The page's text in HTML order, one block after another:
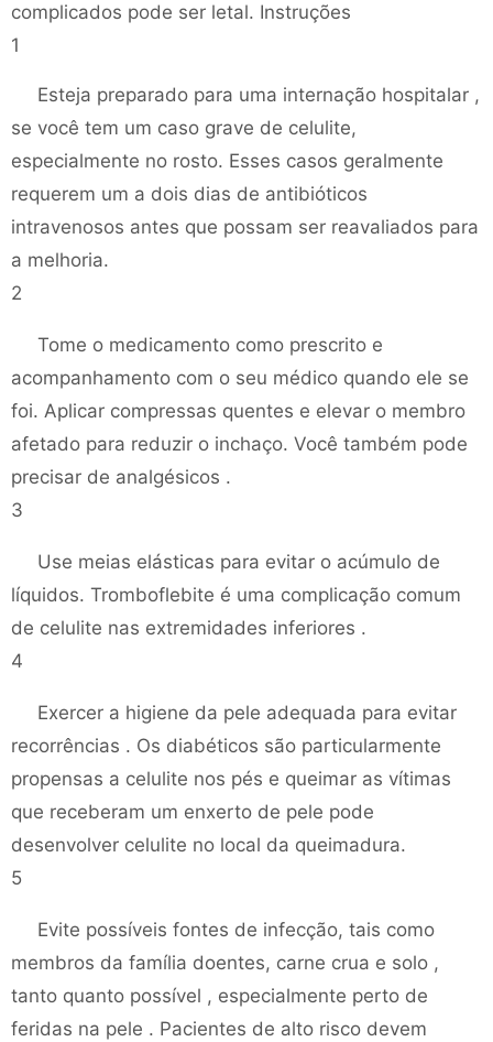
complicados pode ser letal. Instruções
1
Esteja preparado para uma internação hospitalar ,
se você tem um caso grave de celulite,
especialmente no rosto. Esses casos geralmente
requerem um a dois dias de antibióticos
intravenosos antes que possam ser reavaliados para
a melhoria.
2
Tome o medicamento como prescrito e
acompanhamento com o seu médico quando ele se
foi. Aplicar compressas quentes e elevar o membro
afetado para reduzir o inchaço. Você também pode
precisar de analgésicos .
3
Use meias elásticas para evitar o acúmulo de
líquidos. Tromboflebite é uma complicação comum
de celulite nas extremidades inferiores .
4
Exercer a higiene da pele adequada para evitar
recorrências . Os diabéticos são particularmente
propensas a celulite nos pés e queimar as vítimas
que receberam um enxerto de pele pode
desenvolver celulite no local da queimadura.
5
Evite possíveis fontes de infecção, tais como
membros da família doentes, carne crua e solo ,
tanto quanto possível , especialmente perto de
feridas na pele . Pacientes de alto risco devem